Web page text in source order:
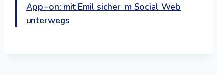
App+on: mit Emil sicher im Social Web
unterwegs